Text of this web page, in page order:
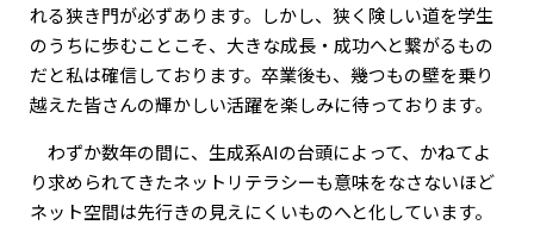
れる狭き門が必ずあります。しかし、狭く険しい道を学生
のうちに歩むことこそ、大きな成長・成功へと繋がるもの
だと私は確信しております。卒業後も、幾つもの壁を乗り
越えた皆さんの輝かしい活躍を楽しみに待っております。
わずか数年の間に、生成系AIの台頭によって、かねてよ
り求められてきたネットリテラシーも意味をなさないほど
ネット空間は先行きの見えにくいものへと化しています。